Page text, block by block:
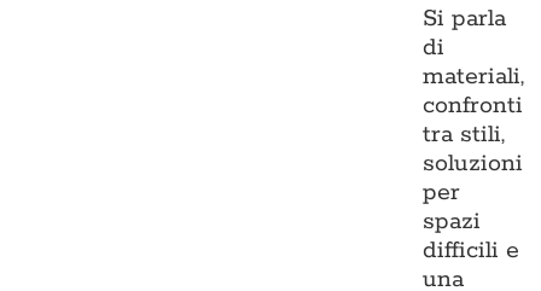
Si parla
di
materiali,
confronti
tra stili,
soluzioni
per
spazi
difficili e
una